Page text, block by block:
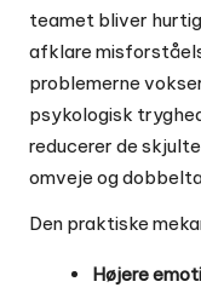
teamet bliver
afklare
problemerne
psykologisk
reducerer de
omveje og
Den praktiske
Højere